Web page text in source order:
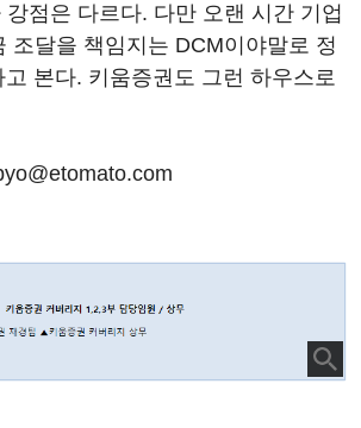
점은 다르다. 다만 오랜 시간 기업
조달을 책임지는 DCM이야말로 정
본다. 키움증권도 그런 하우스로